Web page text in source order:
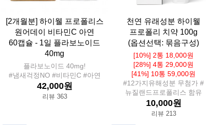
[2개월분] 하이웰 프로폴리스
원어데이 비타민C 아연
60캡슐 - 1일 플라보노이드
40mg
플라보노이드 40mg!
#냄새걱정NO #비타민C #아연
42,000원
리뷰 363
천연 유래성분 하이웰
프로폴리 치약 100g
(옵션선택: 묶음구성)
[10%] 2통 18,000원
[28%] 4통 29,000원
[41%] 10통 59,000원
#12가지유해성분 무첨가 #
뉴질랜드프로폴리스 함유
10,000원
리뷰 213